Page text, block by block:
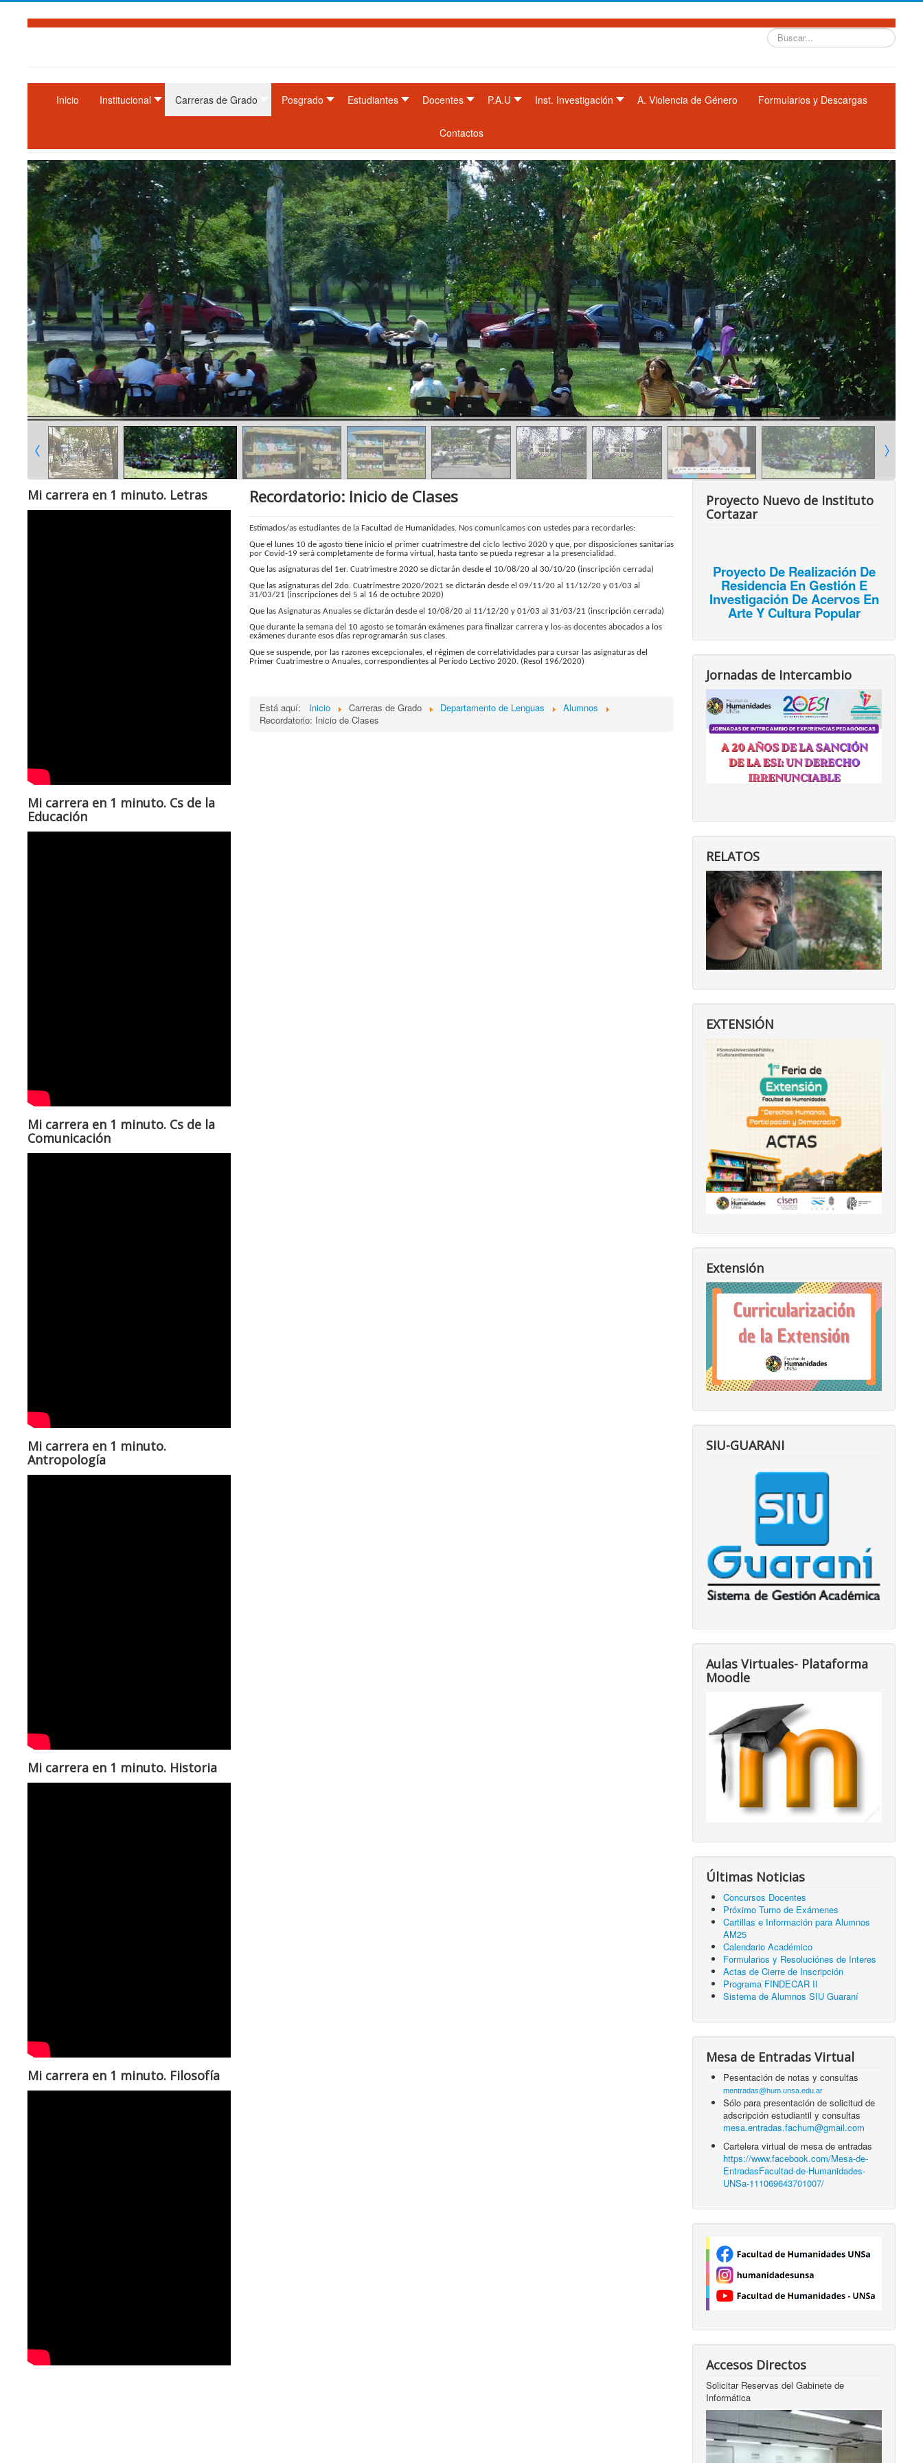
Buscar...
Inicio Institucional Carreras de Grado Posgrado Estudiantes Docentes P.A.U Inst. Investigación A. Violencia de Género Formularios y Descargas
Contactos
Mi carrera en 1 minuto. Letras
Mi carrera en 1 minuto. Cs de la
Educación
Mi carrera en 1 minuto. Cs de la
Comunicación
Mi carrera en 1 minuto.
Antropología
Mi carrera en 1 minuto. Historia
Mi carrera en 1 minuto. Filosofía
Recordatorio: Inicio de Clases
Estimados/as estudiantes de la Facultad de Humanidades. Nos comunicamos con ustedes para recordarles:
Que el lunes 10 de agosto tiene inicio el primer cuatrimestre del ciclo lectivo 2020 y que, por disposiciones sanitarias
por Covid-19 será completamente de forma virtual, hasta tanto se pueda regresar a la presencialidad.
Que las asignaturas del 1er. Cuatrimestre 2020 se dictarán desde el 10/08/20 al 30/10/20 (inscripción cerrada)
Que las asignaturas del 2do. Cuatrimestre 2020/2021 se dictarán desde el 09/11/20 al 11/12/20 y 01/03 al
31/03/21 (inscripciones del 5 al 16 de octubre 2020)
Que las Asignaturas Anuales se dictarán desde el 10/08/20 al 11/12/20 y 01/03 al 31/03/21 (inscripción cerrada)
Que durante la semana del 10 agosto se tomarán exámenes para finalizar carrera y los-as docentes abocados a los
exámenes durante esos días reprogramarán sus clases.
Que se suspende, por las razones excepcionales, el régimen de correlatividades para cursar las asignaturas del
Primer Cuatrimestre o Anuales, correspondientes al Período Lectivo 2020. (Resol 196/2020)
Está aquí: Inicio Carreras de Grado Departamento de Lenguas
Alumnos
Recordatorio: Inicio de Clases
Proyecto Nuevo de Instituto
Cortazar
Proyecto De Realización De
Residencia En Gestión E
Investigación De Acervos En
Arte Y Cultura Popular
Jornadas de Intercambio
RELATOS
EXTENSIÓN
Extensión
SIU-GUARANI
Aulas Virtuales- Plataforma
Moodle
Últimas Noticias
Concursos Docentes
Próximo Turno de Exámenes
Cartillas e Información para Alumnos
AM25
Calendario Académico
Formularios y Resoluciónes de Interes
Actas de Cierre de Inscripción
Programa FINDECAR II
Sistema de Alumnos SIU Guaraní
Mesa de Entradas Virtual
Pesentación de notas y consultas
mentradas@hum.unsa.edu.ar
Sólo para presentación de solicitud de
adscripción estudiantil y consultas
mesa.entradas.fachum@gmail.com
Cartelera virtual de mesa de entradas
https://www.facebook.com/Mesa-de-
EntradasFacultad-de-Humanidades-
UNSa-111069643701007/
Accesos Directos
Solicitar Reservas del Gabinete de
Informática